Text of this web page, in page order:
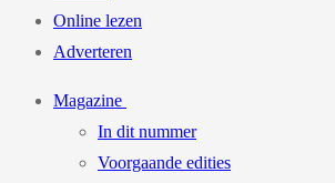
Online lezen
Adverteren
Magazine
In dit nummer
Voorgaande edities